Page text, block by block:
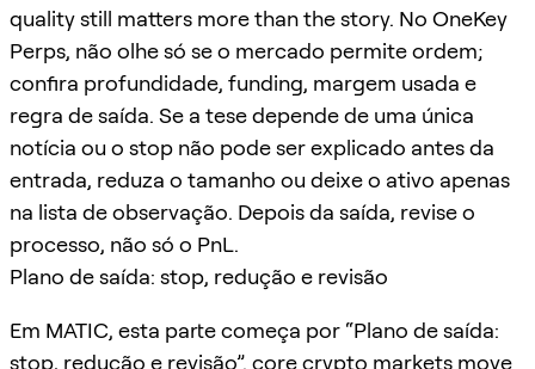
quality still matters more than the story. No OneKey
Perps, não olhe só se o mercado permite ordem;
confira profundidade, funding, margem usada e
regra de saída. Se a tese depende de uma única
notícia ou o stop não pode ser explicado antes da
entrada, reduza o tamanho ou deixe o ativo apenas
na lista de observação. Depois da saída, revise o
processo, não só o PnL.
Plano de saída: stop, redução e revisão
Em MATIC, esta parte começa por “Plano de saída:
stop, redução e revisão”. core crypto markets move